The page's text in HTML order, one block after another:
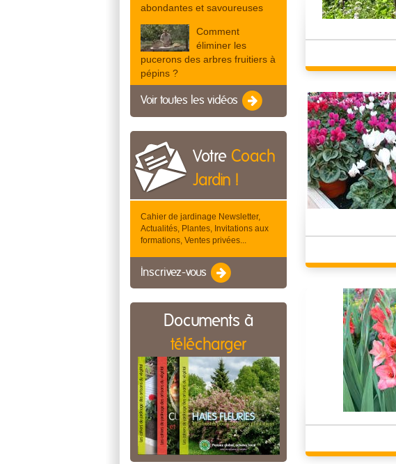
abondantes et savoureuses
Comment
éliminer les
pucerons des arbres fruitiers à
pépins ?
Voir toutes les vidéos
Votre Coach
Jardin !
Cahier de jardinage Newsletter,
Actualités, Plantes, Invitations aux
formations, Ventes privées...
Inscrivez-vous
Documents à
télécharger